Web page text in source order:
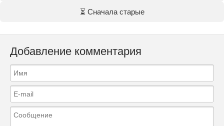
⏳ Сначала старые
Добавление комментария